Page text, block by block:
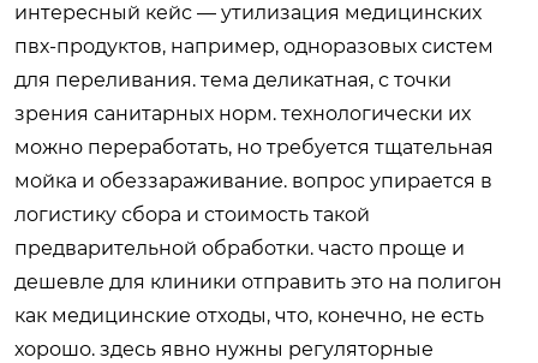
интересный кейс — утилизация медицинских
пвх-продуктов, например, одноразовых систем
для переливания. тема деликатная, с точки
зрения санитарных норм. технологически их
можно переработать, но требуется тщательная
мойка и обеззараживание. вопрос упирается в
логистику сбора и стоимость такой
предварительной обработки. часто проще и
дешевле для клиники отправить это на полигон
как медицинские отходы, что, конечно, не есть
хорошо. здесь явно нужны регуляторные